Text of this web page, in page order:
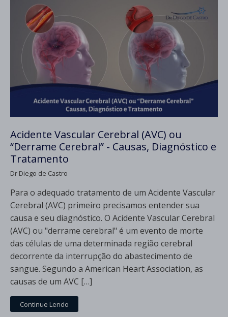
Acidente Vascular Cerebral (AVC) ou
“Derrame Cerebral” - Causas, Diagnóstico e
Tratamento
Dr Diego de Castro
Para o adequado tratamento de um Acidente Vascular
Cerebral (AVC) primeiro precisamos entender sua
causa e seu diagnóstico. O Acidente Vascular Cerebral
(AVC) ou "derrame cerebral" é um evento de morte
das células de uma determinada região cerebral
decorrente da interrupção do abastecimento de
sangue. Segundo a American Heart Association, as
causas de um AVC […]
Continue Lendo